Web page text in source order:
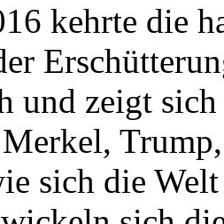
kehrte die
und zeigt
sich die